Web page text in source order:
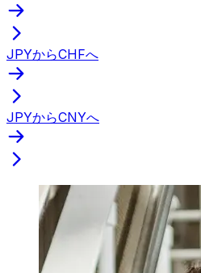
JPYからCHFへ
JPYからCNYへ